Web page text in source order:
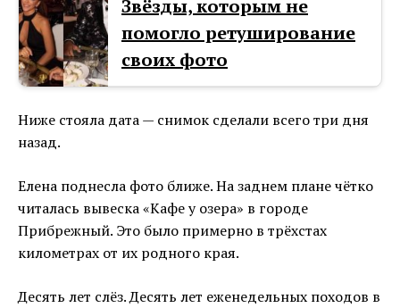
Звёзды, которым не
помогло ретуширование
своих фото
Ниже стояла дата — снимок сделали всего три дня
назад.
Елена поднесла фото ближе. На заднем плане чётко
читалась вывеска «Кафе у озера» в городе
Прибрежный. Это было примерно в трёхстах
километрах от их родного края.
Десять лет слёз. Десять лет еженедельных походов в